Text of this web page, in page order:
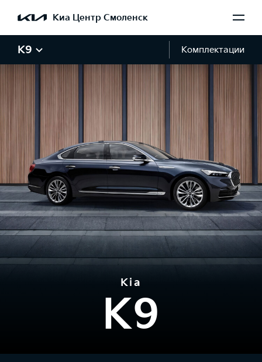
Киа Центр Смоленск
K9 Комплектации
Kia
K9